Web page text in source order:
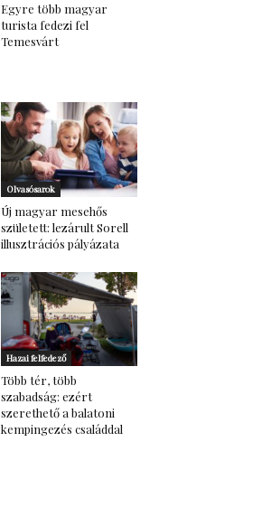
Egyre több magyar
turista fedezi fel
Temesvárt
Olvasósarok
Új magyar mesehős
született: lezárult Sorell
illusztrációs pályázata
Hazai felfedező
Több tér, több
szabadság: ezért
szerethető a balatoni
kempingezés családdal